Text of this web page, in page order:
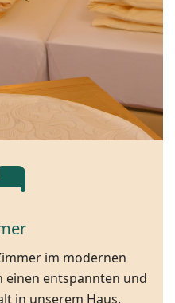
im modernen
einen entspannten und
in unserem Haus.